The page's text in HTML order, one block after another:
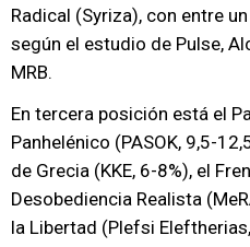
Radical (Syriza), con entre
según el estudio de Pulse,
MRB.
En tercera posición está el
Panhelénico (PASOK, 9,5-
de Grecia (KKE, 6-8%), el
Desobediencia Realista
la Libertad (Plefsi